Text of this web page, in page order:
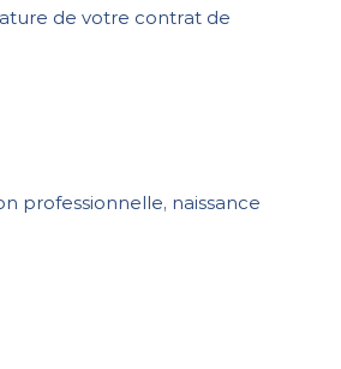
de votre contrat de
professionnelle, naissance